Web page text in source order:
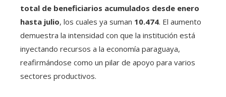
total de beneficiarios acumulados desde enero
hasta julio, los cuales ya suman 10.474. El aumento
demuestra la intensidad con que la institución está
inyectando recursos a la economía paraguaya,
reafirmándose como un pilar de apoyo para varios
sectores productivos.